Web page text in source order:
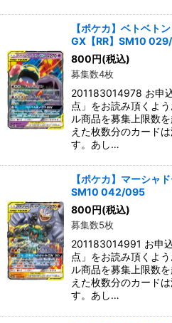
【ポケカ】ベトベト
GX【RR】SM10
800円(税込)
募集数4枚
201183014978 お申
点」をお読み頂くよ
ル商品を募集上限数
えた枚数分のカード
す。あし…
【ポケカ】マーシャ
SM10 042/095
800円(税込)
募集数5枚
201183014991 お申
点」をお読み頂くよ
ル商品を募集上限数
えた枚数分のカード
す。あし…